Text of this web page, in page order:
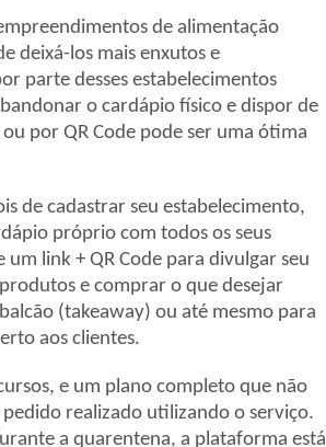
de alimentação
deixá-los mais enxutos e
parte desses estabelecimentos
o cardápio físico e dispor de
por QR Code pode ser uma ótima
de cadastrar seu estabelecimento,
próprio com todos os seus
link + QR Code para divulgar seu
e comprar o que desejar
(takeaway) ou até mesmo para
aos clientes.
e um plano completo que não
realizado utilizando o serviço.
a quarentena, a plataforma está